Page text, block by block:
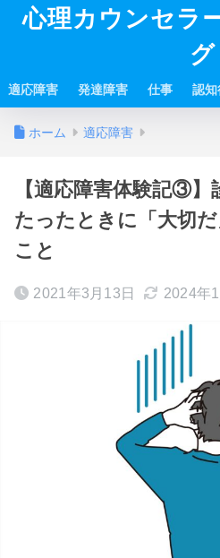
心理カウンセラ
グ
適応障害 発達障害 仕事 認知
ホーム 適応障害
【適応障害体験記③】
たったときに「大切
こと
2021年3月13日 2024年